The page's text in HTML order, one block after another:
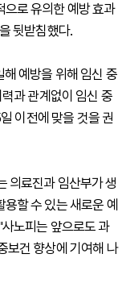
으로 유의한 예방 효과
뒷받침했다.
예방을 위해 임신 중
과 관계없이 임신 중
이전에 맞을 것을 권
의료진과 임산부가 생
할 수 있는 새로운 예
노피는 앞으로도 과
보건 향상에 기여해 나